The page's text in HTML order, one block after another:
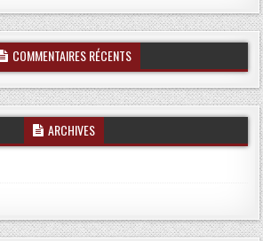
COMMENTAIRES RÉCENTS
ARCHIVES